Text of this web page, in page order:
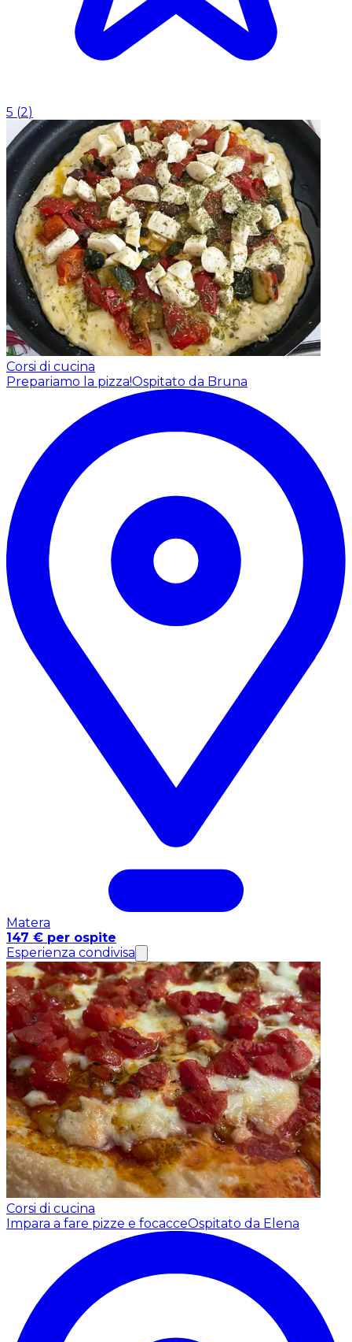
5 (2)
Corsi di cucina
Prepariamo la pizza!Ospitato da Bruna
Matera
147 € per ospite
Esperienza condivisa
Corsi di cucina
Impara a fare pizze e focacceOspitato da Elena